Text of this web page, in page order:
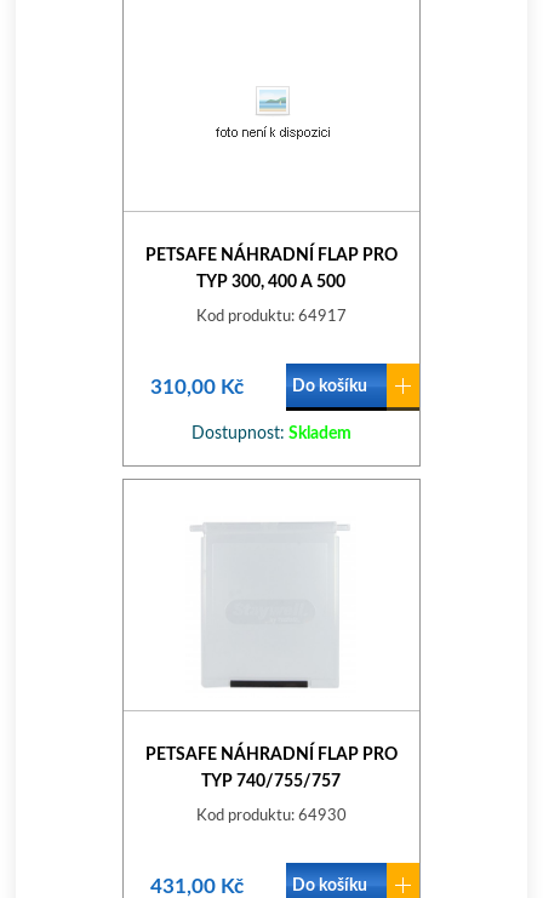
PETSAFE NÁHRADNÍ FLAP PRO
TYP 300, 400 A 500
Kod produktu: 64917
310,00 Kč Do košíku
Dostupnost: Skladem
PETSAFE NÁHRADNÍ FLAP PRO
TYP 740/755/757
Kod produktu: 64930
431,00 Kč Do košíku